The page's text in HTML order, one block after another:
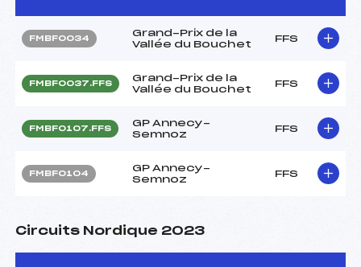
FMBF0034
Grand-Prix de la
Vallée du Bouchet
FFS
FMBF0037.FFS
Grand-Prix de la
Vallée du Bouchet
FFS
FMBF0107.FFS
GP Annecy-
Semnoz
FFS
FMBF0104
GP Annecy-
Semnoz
FFS
Circuits Nordique 2023